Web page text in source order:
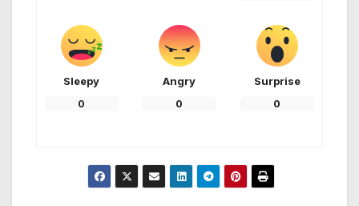
Sleepy
0
Angry
0
Surprise
0